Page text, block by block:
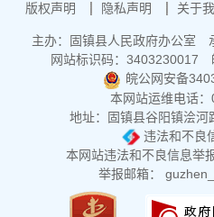
版权声明 隐私声明 关于
主办：固镇县人民政府办公室
网站标识码：3403230017
皖公网安备
本网站运维电话
地址：固镇县谷阳镇浍河
违法和不良
本网站违法和不良信息举
举报邮箱：